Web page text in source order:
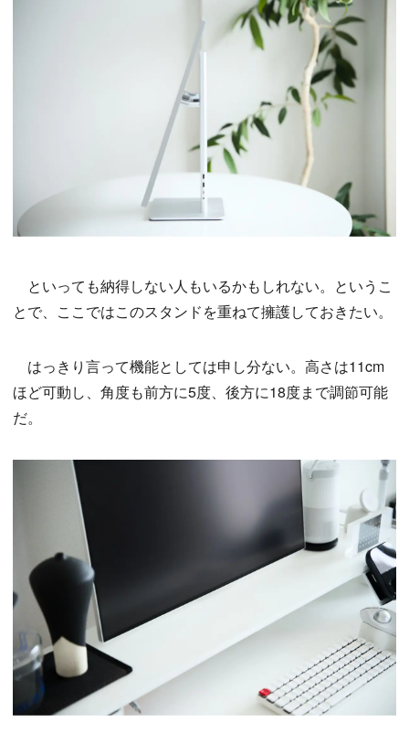
といっても納得しない人もいるかもしれない。というこ
とで、ここではこのスタンドを重ねて擁護しておきたい。
はっきり言って機能としては申し分ない。高さは11cm
ほど可動し、角度も前方に5度、後方に18度まで調節可能
だ。